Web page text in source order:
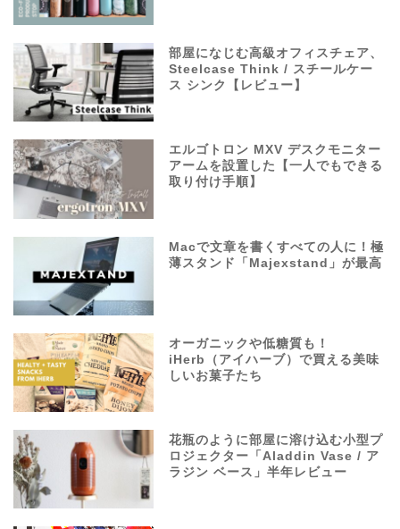
部屋になじむ高級オフィスチェア、
Steelcase Think / スチールケー
ス シンク【レビュー】
エルゴトロン MXV デスクモニター
アームを設置した【一人でもできる
取り付け手順】
Macで文章を書くすべての人に！極
薄スタンド「Majexstand」が最高
オーガニックや低糖質も！
iHerb（アイハーブ）で買える美味
しいお菓子たち
花瓶のように部屋に溶け込む小型プ
ロジェクター「Aladdin Vase / ア
ラジン ベース」半年レビュー